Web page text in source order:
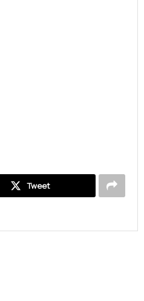
Tweet